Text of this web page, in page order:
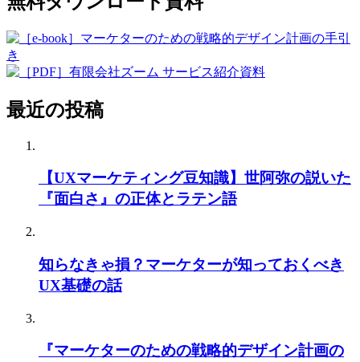
最近の投稿
【UXマーケティング豆知識】世阿弥の説いた
『面白さ』の正体とラテン語
知らなきゃ損？マーケターが知っておくべき
UX基礎の話
『マーケターのための戦略的デザイン計画の